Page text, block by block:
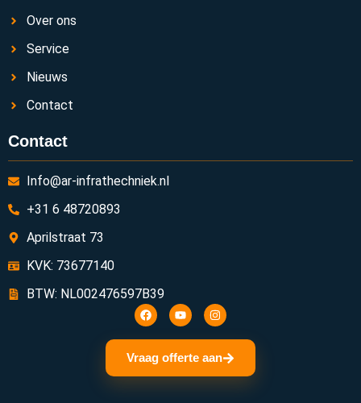
Over ons
Service
Nieuws
Contact
Contact
Info@ar-infrathechniek.nl
+31 6 48720893
Aprilstraat 73
KVK: 73677140
BTW: NL002476597B39
Vraag offerte aan